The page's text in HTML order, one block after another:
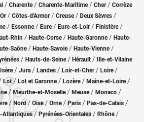
/ Charente / Charente-Maritime/ Cher / Corrèze
/ Côtes-d'Armor/ Creuse/ Deux Sèvres /
/ Essonne / Eure/ Eure-et-Loir / Finistère/
Rhin / Haute-Corse/ Haute-Garonne/ Haute-
Saône/ Haute-Savoie/ Haute-Vienne/
/ Hauts-de-Seine/ Hérault / Ille-et-Vilaine
Isère/ Jura / Landes / Loir-et-Cher/ Loire/
Lot/ Lot et Garonne/ Lozère / Maine-et-Loire/
/ Meurthe-et-Moselle/ Meuse/ Monaco /
/ Nord/ Oise / Orne/Paris / Pas-de-Calais /
Atlantiques / Pyrénées-Orientales / Rhône/